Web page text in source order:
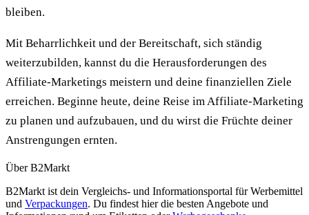
bleiben.
Mit Beharrlichkeit und der Bereitschaft, sich ständig
weiterzubilden, kannst du die Herausforderungen des
Affiliate-Marketings meistern und deine finanziellen Ziele
erreichen. Beginne heute, deine Reise im Affiliate-Marketing
zu planen und aufzubauen, und du wirst die Früchte deiner
Anstrengungen ernten.
Über B2Markt
B2Markt ist dein Vergleichs- und Informationsportal für Werbemittel
und Verpackungen. Du findest hier die besten Angebote und